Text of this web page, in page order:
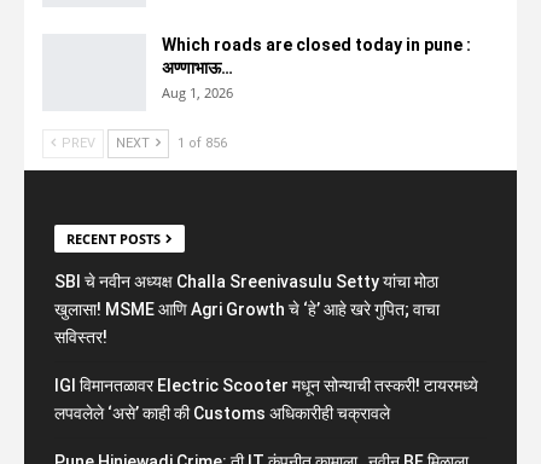
Which roads are closed today in pune :
अण्णाभाऊ…
Aug 1, 2026
PREV NEXT 1 of 856
RECENT POSTS
SBI चे नवीन अध्यक्ष Challa Sreenivasulu Setty यांचा मोठा
खुलासा! MSME आणि Agri Growth चे ‘हे’ आहे खरे गुपित; वाचा
सविस्तर!
IGI विमानतळावर Electric Scooter मधून सोन्याची तस्करी! टायरमध्ये
लपवलेले ‘असे’ काही की Customs अधिकारीही चक्रावले